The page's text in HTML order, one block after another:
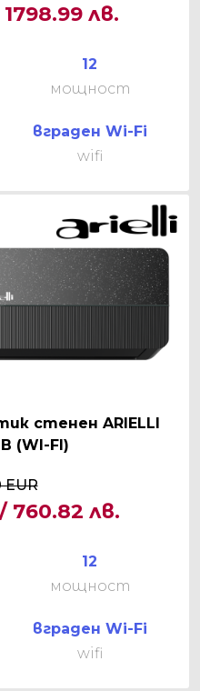
1798.99 лв.
12
мощност
вграден Wi-Fi
wifi
стенен ARIELLI
(WI-FI)
EUR
760.82 лв.
12
мощност
вграден Wi-Fi
wifi